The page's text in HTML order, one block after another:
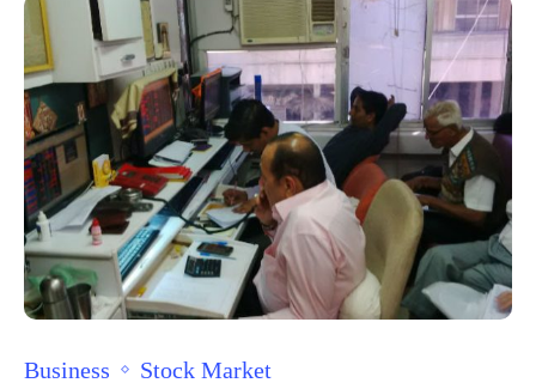
Business Stock Market